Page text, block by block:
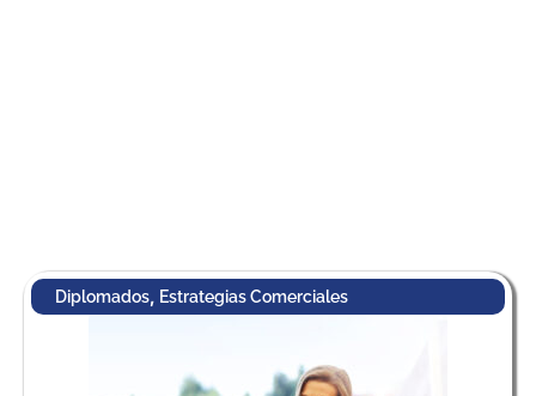
Diplomados, Estrategias Comerciales